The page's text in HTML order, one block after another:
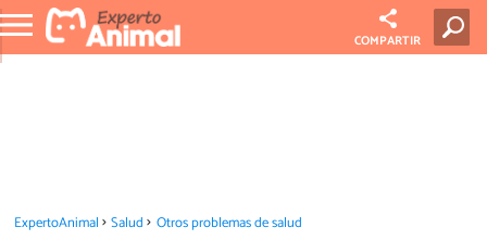
COMPARTIR
ExpertoAnimal Salud Otros problemas de salud